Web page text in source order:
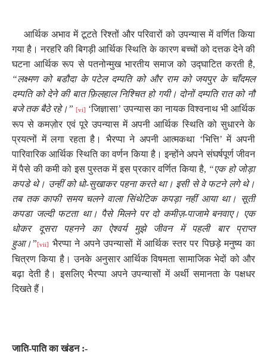
आर्थिक अभाव में टूटते रिश्तों और परिवारों को उपन्यास में वर्णित किया
गया है। नरहरि की बिगड़ी आर्थिक स्थिति के कारण बच्चों को दत्तक देने की
घटना आर्थिक रूप से पतनोन्मुख भारतीय समाज को उद्घाटित करती है,
“लक्ष्मण को बडौदा के पटेल दम्पति को और राम को जयपुर के चाँदमल
दम्पति को देने की बात फ़िलहाल निश्चित हो गयी। दोनों दम्पति रात को नौ
बजे तक बैठे रहे।” [vi] ‘जिज्ञासा’ उपन्यास का नायक विश्वनाथ भी आर्थिक
रूप से कमज़ोर एवं पूरे उपन्यास में अपनी आर्थिक स्थिति को सुधारने के
प्रयत्नों में लगा रहता है। भैरप्पा ने अपनी आत्मकथा ‘भित्ति’ में अपनी
पारिवारिक आर्थिक स्थिति का वर्णन किया है। इन्होंने अपने संघर्षपूर्ण जीवन
में पैसे की कमी को इस पुस्तक में इस प्रकार वर्णित किया है, “एक हो जोड़ा
कपडे थे। उन्हीं को धो-सुखाकर पहना करते था। इसी से वे फटने लगे थे।
तब तक काफी समय चलने वाला सिंथेटिक कपड़ा नहीं आया था। सूती
कपडा जल्दी फटता था। पैसे मिलने पर दो कमीज़-पाजामे बनवाए। एक
धोकर दूसरा पहनने का ऐश्वर्य मुझे जीवन में पहली बार प्राप्त
हुआ।”[vii] भैरप्पा ने अपने उपन्यासों में आर्थिक स्तर पर पिछड़े मनुष्य का
चित्रण किया है। उनके अनुसार आर्थिक विषमता सामाजिक भेदों को और
बढ़ा देती है। इसलिए भैरप्पा अपने उपन्यासों में अर्थी समानता के पक्षधर
दिखते हैं।
जाति-पाति का खंडन :-